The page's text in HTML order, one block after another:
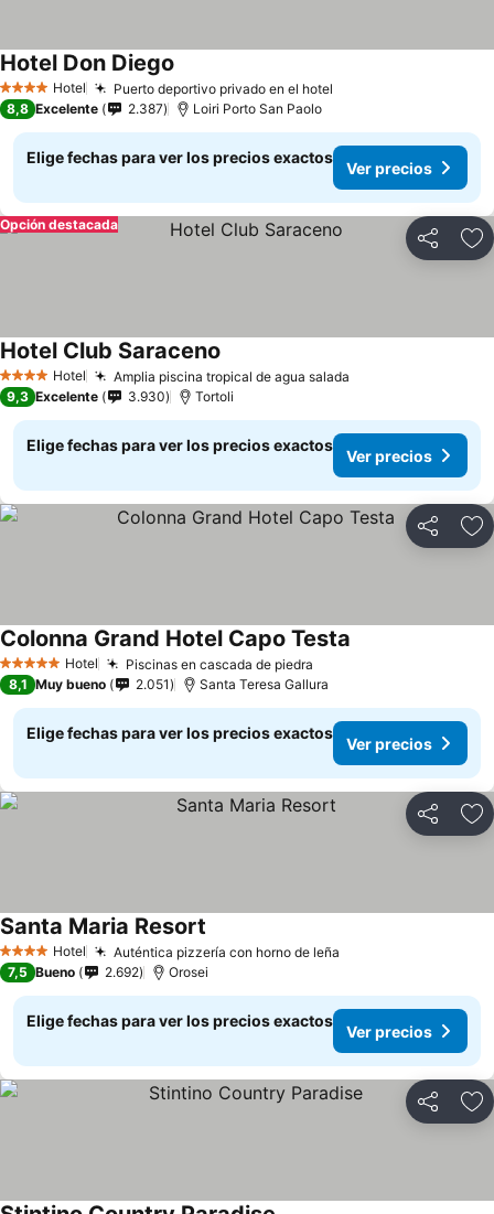
4 EstrellasHotel Puerto deportivo privado en el hotel
Hotel Don Diego
8,8 Excelente 2.387 Loiri Porto San Paolo
Elige fechas para ver los precios exactos
Ver precios
Compartir
Opción destacada
4 EstrellasHotel Amplia piscina tropical de agua salada
Hotel Club Saraceno
9,3 Excelente 3.930 Tortoli
Elige fechas para ver los precios exactos
Ver precios
Compartir
5 Estrellas Hotel Piscinas en cascada de piedra
Colonna Grand Hotel Capo Testa
8,1 Muy bueno 2.051 Santa Teresa Gallura
Elige fechas para ver los precios exactos
Ver precios
Compartir
4 EstrellasHotel Auténtica pizzería con horno de leña
Santa Maria Resort
7,5 Bueno 2.692 Orosei
Elige fechas para ver los precios exactos
Ver precios
Compartir